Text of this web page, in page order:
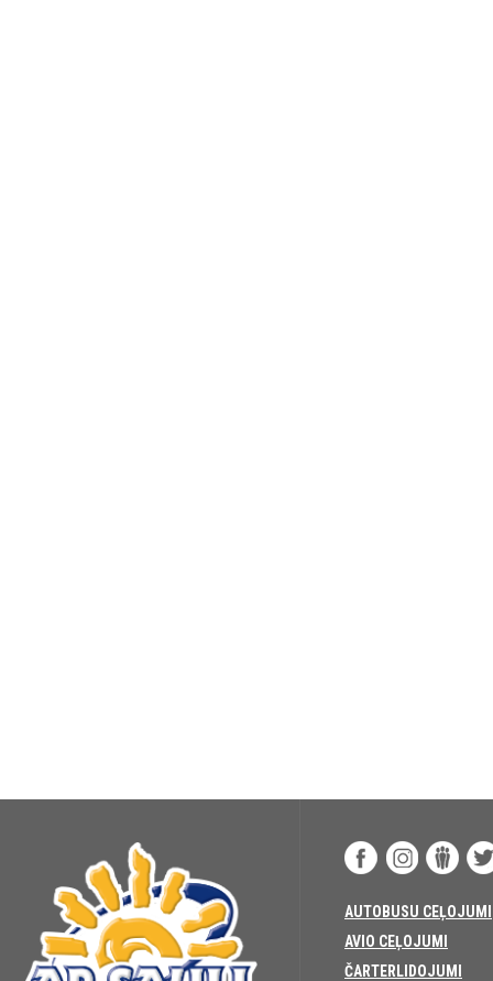
AUTOBUSU CEĻOJUMI
AVIO CEĻOJUMI
ČARTERLIDOJUMI